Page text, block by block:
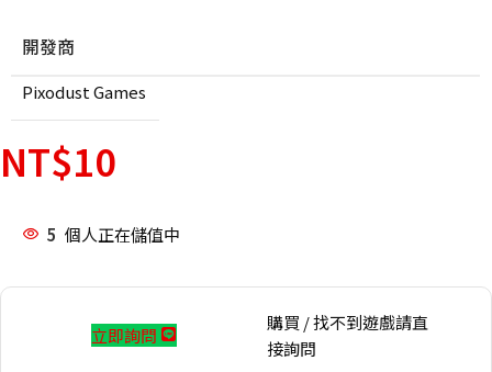
開發商
Pixodust Games
NT$10
5 個人正在儲值中
立即詢問
購買 / 找不到遊戲請直
接詢問